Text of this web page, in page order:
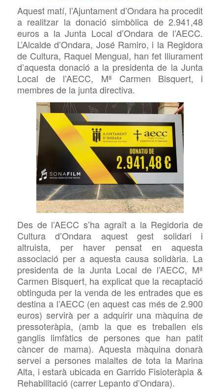
Aquest matí, l’Ajuntament d’Ondara ha procedit
a realitzar la donació simbòlica de 2.941,48
euros a la Junta Local d’Ondara de l’AECC.
L’Alcalde d’Ondara, José Ramiro, i la Regidora
de Cultura, Raquel Mengual, han fet lliurament
d’aquesta donació a la presidenta de la Junta
Local de l’AECC, Mª Carmen Bisquert, i
membres de la junta directiva.
Des de l’AECC s’ha agraït a la Regidoria de
Cultura d’Ondara aquest gest solidari i
altruista, per haver pensat en aquesta
associació per a aquesta causa solidària. La
presidenta de la Junta Local de l’AECC, Mª
Carmen Bisquert, ha explicat que la recaptació
obtinguda per la venda de les entrades que es
destina a l’AECC (en aquest cas més de 2.900
euros) servirà per a adquirir una màquina de
pressoteràpia, (amb la que es treballen els
ganglis limfàtics de persones que han patit
càncer de mama). Aquesta màquina donarà
servei a persones malaltes de tota la Marina
Alta, i estarà ubicada en Garrido Fisioteràpia &
Rehabilitació (carrer Lepanto d’Ondara).